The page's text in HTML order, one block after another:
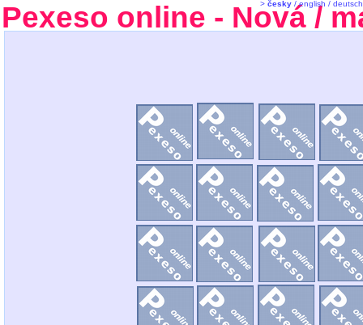
Pexeso online - Nová /
> česky /english / deutsch